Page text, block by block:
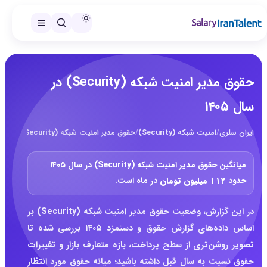
حقوق مدیر امنیت شبکه (Security) در
سال ۱۴۰۵
ایران سلری/امنیت شبکه (Security) /حقوق مدیر امنیت شبکه (Security) در سال ۱۴۰۵
میانگین حقوق مدیر امنیت شبکه (Security) در سال ۱۴۰۵
حدود ۱۱۲ میلیون تومان در ماه است.
در این گزارش، وضعیت حقوق مدیر امنیت شبکه (Security) بر
اساس داده‌های گزارش حقوق و دستمزد ۱۴۰۵ بررسی شده تا
تصویر روشن‌تری از سطح پرداخت، بازه متعارف بازار و تغییرات
حقوق نسبت به سال قبل داشته باشید؛ میانه حقوق مورد انتظار